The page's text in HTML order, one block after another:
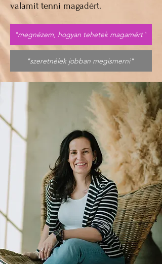
valamit tenni magadért.
"megnézem, hogyan tehetek magamért"
"szeretnélek jobban megismerni"